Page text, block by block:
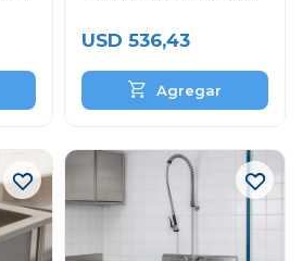
USD 536,43